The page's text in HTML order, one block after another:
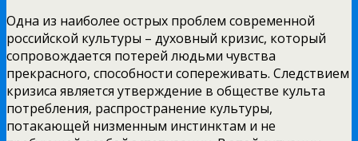
Одна из наиболее острых проблем современной
российской культуры – духовный кризис, который
сопровождается потерей людьми чувства
прекрасного, способности сопереживать. Следствием
кризиса является утверждение в обществе культа
потребления, распространение культуры,
потакающей низменным инстинктам и не